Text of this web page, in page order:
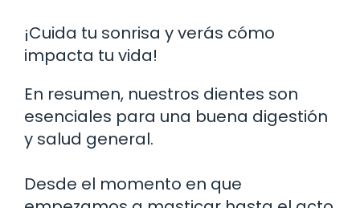
¡Cuida tu sonrisa y verás cómo
impacta tu vida!
En resumen, nuestros dientes son
esenciales para una buena digestión
y salud general.
Desde el momento en que